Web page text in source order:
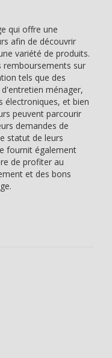
qui offre une
afin de découvrir
variété de produits.
remboursements sur
tels que des
ménager,
électroniques, et bien
peuvent parcourir
demandes de
statut de leurs
fournit également
de profiter au
et des bons